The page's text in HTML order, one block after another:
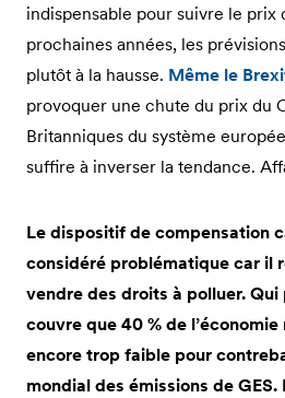
indispensable pour suivre le prix
prochaines années, les
plutôt à la hausse. Même le
provoquer une chute du prix du
Britanniques du système
suffire à inverser la tendance.
Le dispositif de compensation
considéré problématique car il
vendre des droits à polluer.
couvre que 40 % de
encore trop faible pour
mondial des émissions de